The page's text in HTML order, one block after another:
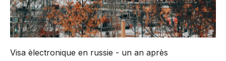
Visa èlectronique en russie - un an après